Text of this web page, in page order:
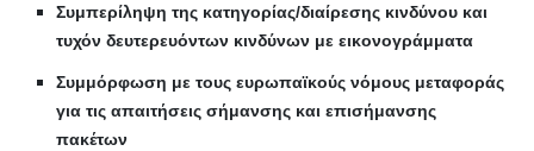
Συμπερίληψη της κατηγορίας/διαίρεσης κινδύνου και
τυχόν δευτερευόντων κινδύνων με εικονογράμματα
Συμμόρφωση με τους ευρωπαϊκούς νόμους μεταφοράς
για τις απαιτήσεις σήμανσης και επισήμανσης
πακέτων